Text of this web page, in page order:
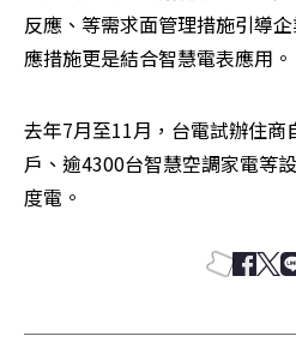
反應、等需求面管理措施引導
應措施更是結合智慧電表應用。
去年7月至11月，台電試辦住
戶、逾4300台智慧空調家電等
度電。